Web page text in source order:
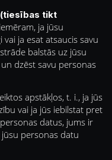
tikt
ja jūsu
ja esat atsaucis savu
balstās uz jūsu
dzēst savu personas
apstākļos, t. i., ja jūs
vai ja jūs iebilstat pret
datus, jums ir
personas datu